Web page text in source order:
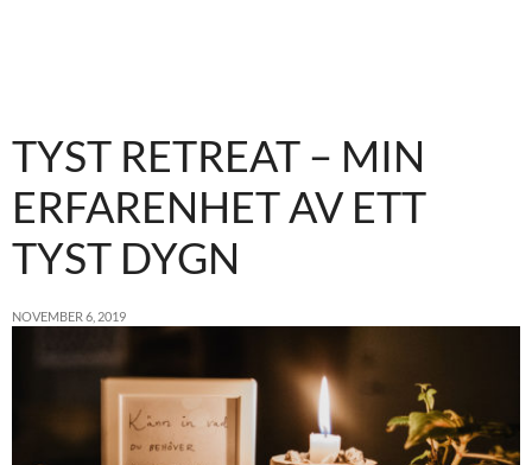
TYST RETREAT – MIN
ERFARENHET AV ETT
TYST DYGN
NOVEMBER 6, 2019